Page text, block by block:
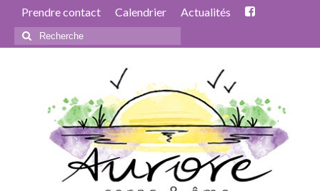
Prendre contact Calendrier Actualités
Rechercher
: